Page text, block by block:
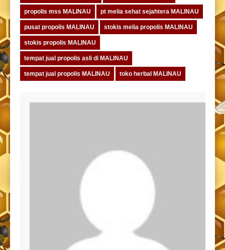
propolis mss MALINAU pt melia sehat sejahtera MALINAU
pusat propolis MALINAU stokis melia propolis MALINAU
stokis propolis MALINAU
tempat jual propolis asli di MALINAU
tempat jual propolis MALINAU toko herbal MALINAU